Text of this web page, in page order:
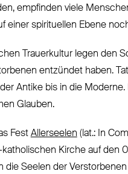
empfinden viele
einer spirituellen Ebene
Trauerkultur legen den
entzündet haben.
Antike bis in die
Glauben.
Fest Allerseelen (lat.: In
Kirche auf den
die Seelen der